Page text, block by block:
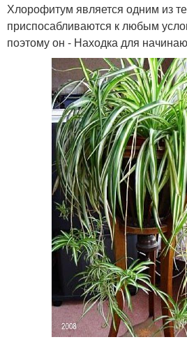
Хлорофитум является одним из
приспосабливаются к любым
поэтому он - Находка для